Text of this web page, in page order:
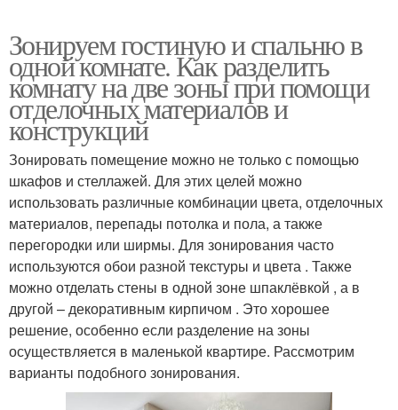
Зонируем гостиную и спальню в
одной комнате. Как разделить
комнату на две зоны при помощи
отделочных материалов и
конструкций
Зонировать помещение можно не только с помощью
шкафов и стеллажей. Для этих целей можно
использовать различные комбинации цвета, отделочных
материалов, перепады потолка и пола, а также
перегородки или ширмы. Для зонирования часто
используются обои разной текстуры и цвета . Также
можно отделать стены в одной зоне шпаклёвкой , а в
другой – декоративным кирпичом . Это хорошее
решение, особенно если разделение на зоны
осуществляется в маленькой квартире. Рассмотрим
варианты подобного зонирования.